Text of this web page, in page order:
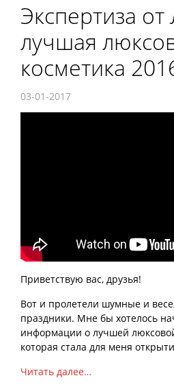
Экспертиза
лучшая
косметика
03-01-2017
Приветствую вас, друзья!
Вот и пролетели шумные и
праздники. Мне бы хотелось
информации о лучшей
которая стала для меня
Читать далее…